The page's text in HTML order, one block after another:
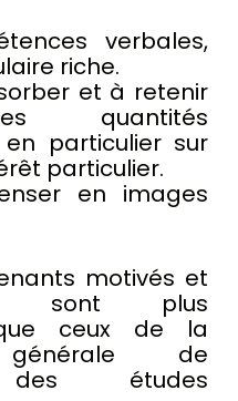
verbales,
riche.
et à retenir
quantités
en particulier sur
particulier.
en images
motivés et
sont plus
ceux de la
générale de
des études